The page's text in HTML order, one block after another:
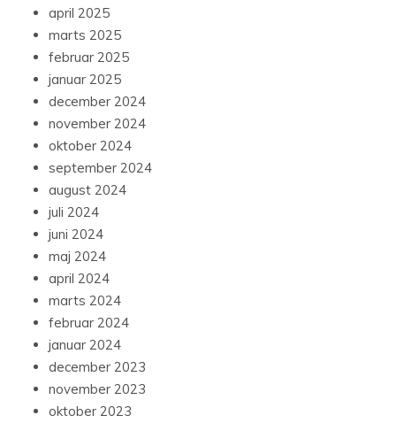
april 2025
marts 2025
februar 2025
januar 2025
december 2024
november 2024
oktober 2024
september 2024
august 2024
juli 2024
juni 2024
maj 2024
april 2024
marts 2024
februar 2024
januar 2024
december 2023
november 2023
oktober 2023